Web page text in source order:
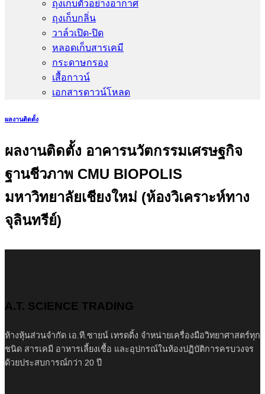
ถุงเก็บตัวอย่างอากาศ
ถุงเก็บกลิ่น
วาล์วเปิด-ปิด
หลอดเก็บสารเคมี
กระดาษกรอง
เสื้อกาวน์
เอกสารดาวน์โหลด
ผลงานติดตั้ง
ผลงานติดตั้ง อาคารนวัตกรรมเศรษฐกิจ
ฐานชีวภาพ CMU BIOPOLIS
มหาวิทยาลัยเชียงใหม่ (ห้องวิเคราะห์ทาง
จุลินทรีย์)
A.T. SCIENCE TRADING
ห้างหุ้นส่วนจำกัด เอ.ที.ซายน์ เทรดดิ้ง จำหน่ายเครื่องมือวิทยาศาสตร์ทุก
ชนิด สารเคมี อาหารเลี้ยงเชื้อ และอุปกรณ์ในห้องปฏิบัติการครบวงจร
ด้วยประสบการณ์กว่า 20 ปี